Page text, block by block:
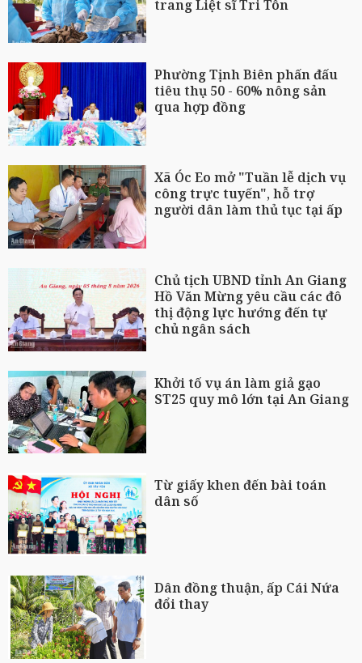
trang Liệt sĩ Tri Tôn
Phường Tịnh Biên phấn đấu
tiêu thụ 50 - 60% nông sản
qua hợp đồng
Xã Óc Eo mở "Tuần lễ dịch vụ
công trực tuyến", hỗ trợ
người dân làm thủ tục tại ấp
Chủ tịch UBND tỉnh An Giang
Hồ Văn Mừng yêu cầu các đô
thị động lực hướng đến tự
chủ ngân sách
Khởi tố vụ án làm giả gạo
ST25 quy mô lớn tại An Giang
Từ giấy khen đến bài toán
dân số
Dân đồng thuận, ấp Cái Nứa
đổi thay